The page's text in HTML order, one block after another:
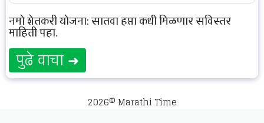
नमो शेतकरी योजना: सातवा हप्ता कधी मिळणार सविस्तर
माहिती पहा.
पुढे वाचा ➜
2026© Marathi Time